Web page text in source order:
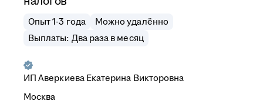
Опыт 1-3 года
Можно удалённо
Выплаты: Два раза в месяц
ИПАверкиева Екатерина Викторовна
Москва